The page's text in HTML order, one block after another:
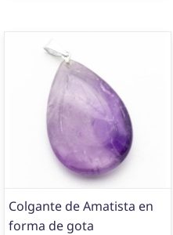
Colgante de Amatista en
forma de gota